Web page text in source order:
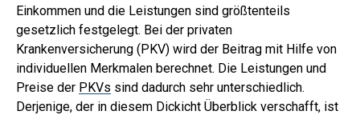
Einkommen und die Leistungen sind größtenteils
gesetzlich festgelegt. Bei der privaten
Krankenversicherung (PKV) wird der Beitrag mit Hilfe von
individuellen Merkmalen berechnet. Die Leistungen und
Preise der PKVs sind dadurch sehr unterschiedlich.
Derjenige, der in diesem Dickicht Überblick verschafft, ist